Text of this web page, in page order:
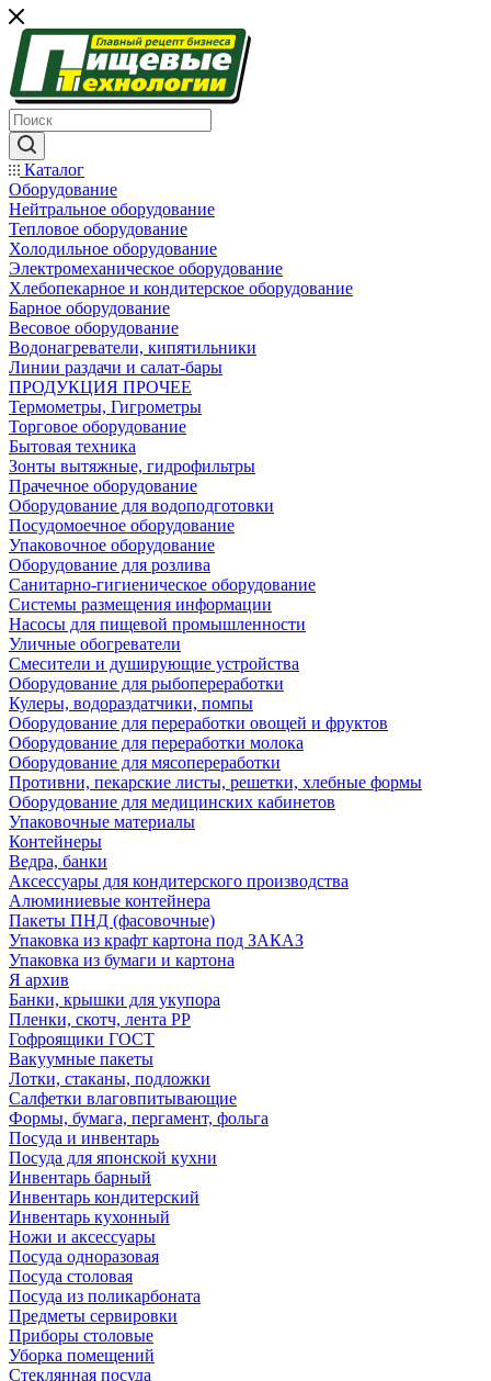
Каталог
Оборудование
Нейтральное оборудование
Тепловое оборудование
Холодильное оборудование
Электромеханическое оборудование
Хлебопекарное и кондитерское оборудование
Барное оборудование
Весовое оборудование
Водонагреватели, кипятильники
Линии раздачи и салат-бары
ПРОДУКЦИЯ ПРОЧЕЕ
Термометры, Гигрометры
Торговое оборудование
Бытовая техника
Зонты вытяжные, гидрофильтры
Прачечное оборудование
Оборудование для водоподготовки
Посудомоечное оборудование
Упаковочное оборудование
Оборудование для розлива
Санитарно-гигиеническое оборудование
Системы размещения информации
Насосы для пищевой промышленности
Уличные обогреватели
Смесители и душирующие устройства
Оборудование для рыбопереработки
Кулеры, водораздатчики, помпы
Оборудование для переработки овощей и фруктов
Оборудование для переработки молока
Оборудование для мясопереработки
Противни, пекарские листы, решетки, хлебные формы
Оборудование для медицинских кабинетов
Упаковочные материалы
Контейнеры
Ведра, банки
Аксессуары для кондитерского производства
Алюминиевые контейнера
Пакеты ПНД (фасовочные)
Упаковка из крафт картона под ЗАКАЗ
Упаковка из бумаги и картона
Я архив
Банки, крышки для укупора
Пленки, скотч, лента РР
Гофроящики ГОСТ
Вакуумные пакеты
Лотки, стаканы, подложки
Салфетки влаговпитывающие
Формы, бумага, пергамент, фольга
Посуда и инвентарь
Посуда для японской кухни
Инвентарь барный
Инвентарь кондитерский
Инвентарь кухонный
Ножи и аксессуары
Посуда одноразовая
Посуда столовая
Посуда из поликарбоната
Предметы сервировки
Приборы столовые
Уборка помещений
Стеклянная посуда